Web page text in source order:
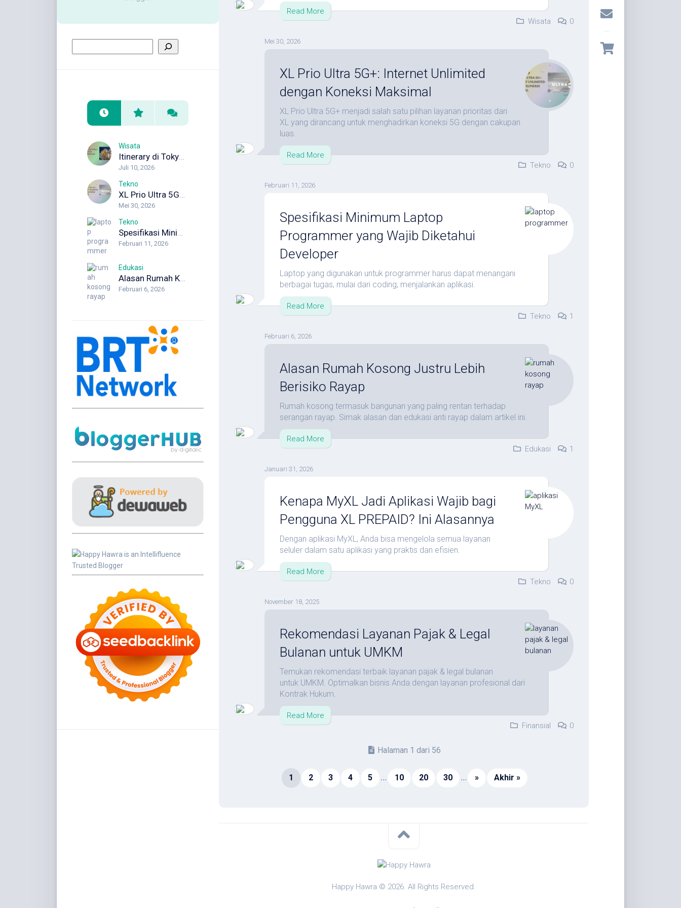
Wisata
Itinerary di Tokyo 5 Hari untuk Wisata Pertama Kali
Juli 10, 2026
Tekno
XL Prio Ultra 5G+: Internet Unlimited dengan Koneksi Maksimal
Mei 30, 2026
Tekno
Spesifikasi Minimum Laptop Programmer yang Wajib Diketahui Developer
Februari 11, 2026
Edukasi
Alasan Rumah Kosong Justru Lebih Berisiko Rayap
Februari 6, 2026
Read More
Wisata
0
Mei 30, 2026
XL Prio Ultra 5G+: Internet Unlimited
dengan Koneksi Maksimal
XL Prio Ultra 5G+ menjadi salah satu pilihan layanan prioritas dari
XL yang dirancang untuk menghadirkan koneksi 5G dengan cakupan
luas.
Read More
Tekno
0
Februari 11, 2026
Spesifikasi Minimum Laptop
Programmer yang Wajib Diketahui
Developer
Laptop yang digunakan untuk programmer harus dapat menangani
berbagai tugas, mulai dari coding, menjalankan aplikasi.
Read More
Tekno
1
Februari 6, 2026
Alasan Rumah Kosong Justru Lebih
Berisiko Rayap
Rumah kosong termasuk bangunan yang paling rentan terhadap
serangan rayap. Simak alasan dan edukasi anti rayap dalam artikel ini.
Read More
Edukasi
1
Januari 31, 2026
Kenapa MyXL Jadi Aplikasi Wajib bagi
Pengguna XL PREPAID? Ini Alasannya
Dengan aplikasi MyXL, Anda bisa mengelola semua layanan
seluler dalam satu aplikasi yang praktis dan efisien.
Read More
Tekno
0
November 18, 2025
Rekomendasi Layanan Pajak & Legal
Bulanan untuk UMKM
Temukan rekomendasi terbaik layanan pajak & legal bulanan
untuk UMKM. Optimalkan bisnis Anda dengan layanan profesional dari
Kontrak Hukum.
Read More
Finansial
0
Halaman 1 dari 56
1 2 3 4 5 ... 10 20 30 ... » Akhir »
Happy Hawra © 2026. All Rights Reserved.